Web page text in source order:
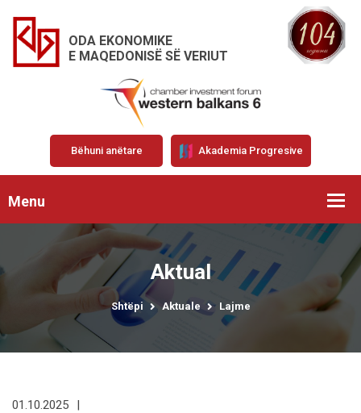
ODA EKONOMIKE
E MAQEDONISË SË VERIUT
Bëhuni anëtare Akademia Progresive
Menu
Aktual
Shtëpi Aktuale Lajme
01.10.2025 |